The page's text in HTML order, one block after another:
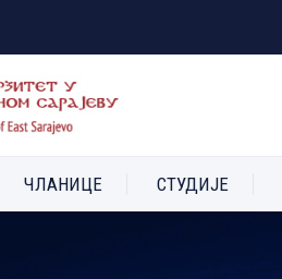
ЧЛАНИЦЕ СТУДИЈЕ